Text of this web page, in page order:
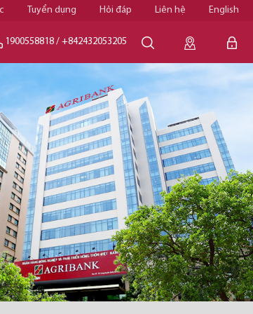
Tuyển dụng Hỏi đáp Liên hệ English
1900558818 / +842432053205